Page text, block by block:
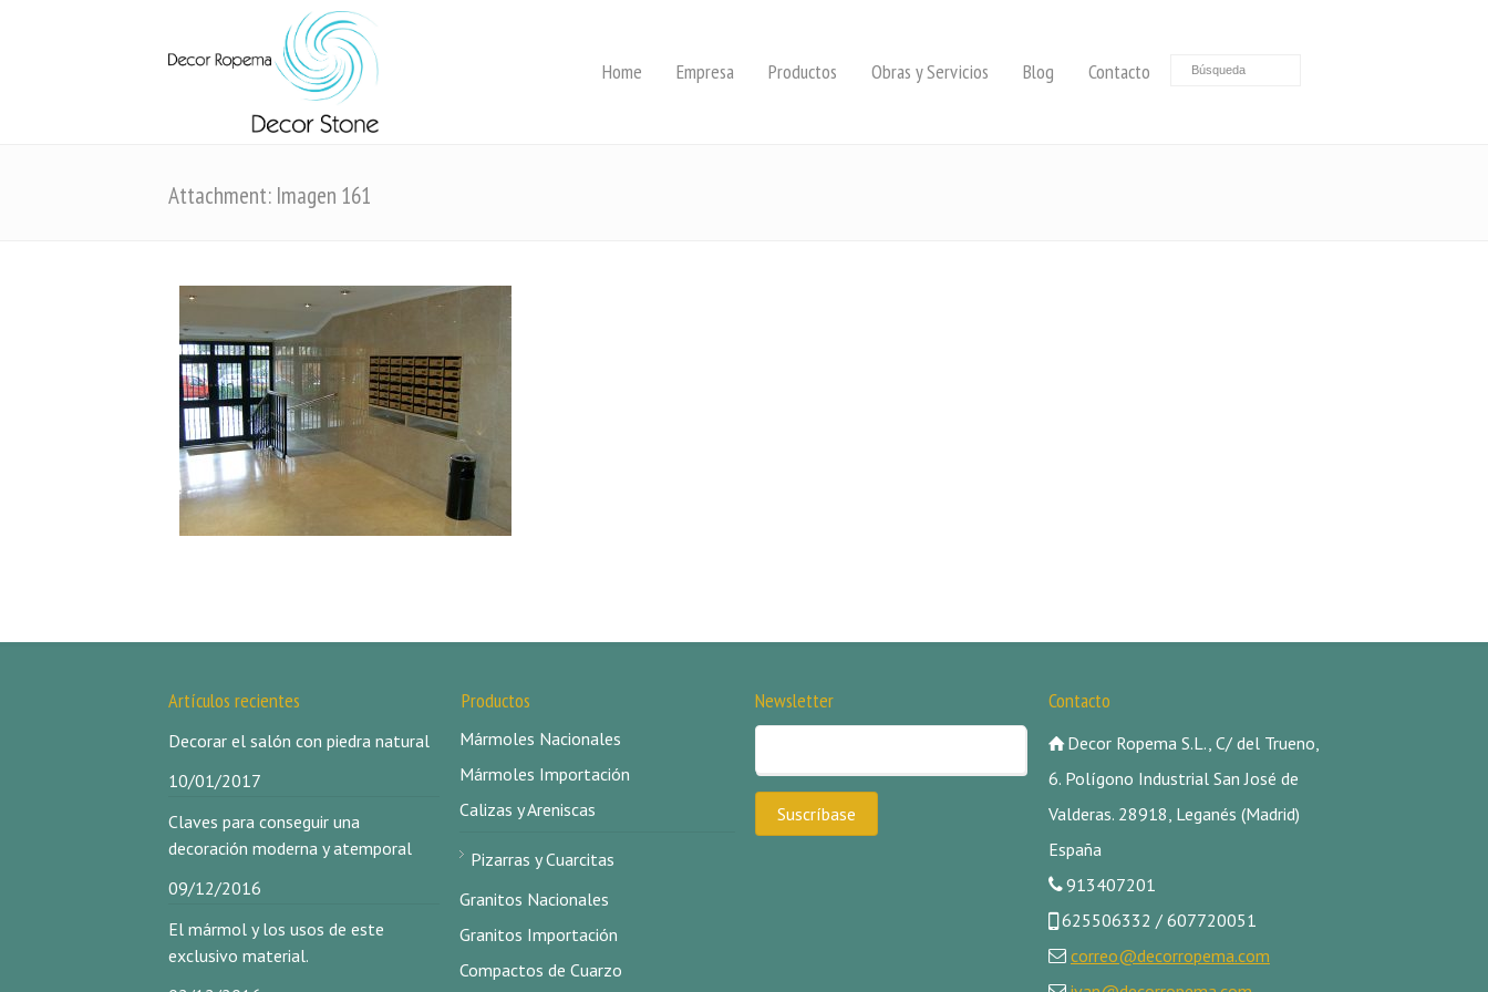
Home Empresa Productos Obras y Servicios Blog Contacto
Attachment: Imagen 161
Artículos recientes
Decorar el salón con piedra natural
10/01/2017
Claves para conseguir una
decoración moderna y atemporal
09/12/2016
El mármol y los usos de este
exclusivo material.
Productos
Mármoles Nacionales
Mármoles Importación
Calizas y Areniscas
Pizarras y Cuarcitas
Granitos Nacionales
Granitos Importación
Compactos de Cuarzo
Newsletter Contacto
Decor Ropema S.L., C/ del Trueno,
6. Polígono Industrial San José de
Valderas. 28918, Leganés (Madrid)
España
913407201
625506332 / 607720051
correo@decorropema.com